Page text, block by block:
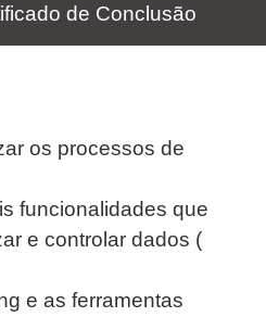
de Conclusão
os processos de
funcionalidades que
e controlar dados (
e as ferramentas